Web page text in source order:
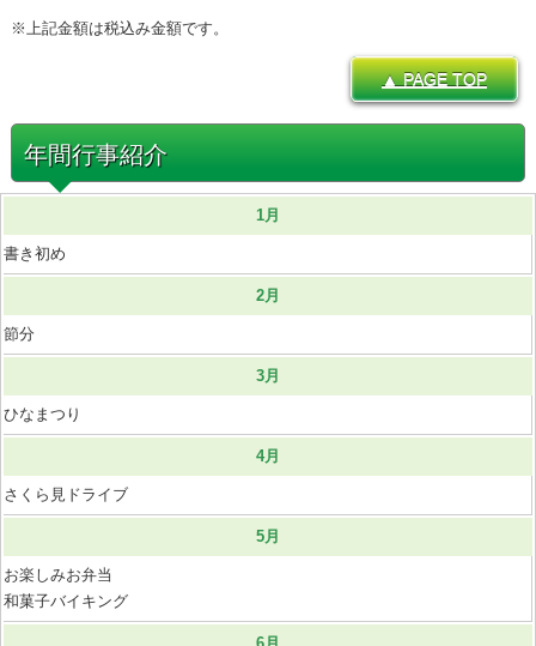
※上記金額は税込み金額です。
▲ PAGE TOP
年間行事紹介
1月
書き初め
2月
節分
3月
ひなまつり
4月
さくら見ドライブ
5月
お楽しみお弁当
和菓子バイキング